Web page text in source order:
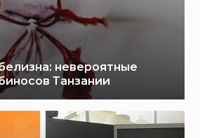
невероятные
Танзании